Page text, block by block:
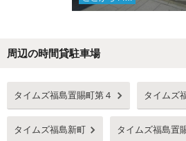
周辺の時間貸駐車場
タイムズ福島置賜町第４ タイムズ
タイムズ福島新町 タイムズ福島置